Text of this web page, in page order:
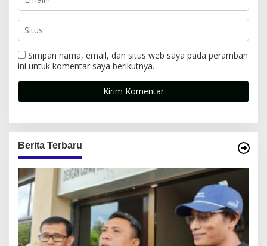
Simpan nama, email, dan situs web saya pada peramban
ini untuk komentar saya berikutnya.
Berita Terbaru